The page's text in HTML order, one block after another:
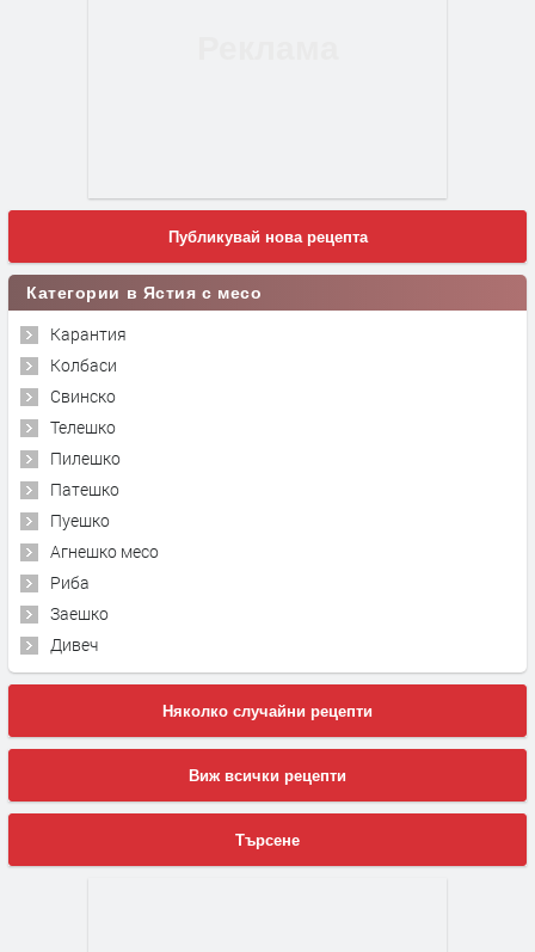
Публикувай нова рецепта
Категории в Ястия с месо
Карантия
Колбаси
Свинско
Телешко
Пилешко
Патешко
Пуешко
Агнешко месо
Риба
Заешко
Дивеч
Няколко случайни рецепти
Виж всички рецепти
Търсене